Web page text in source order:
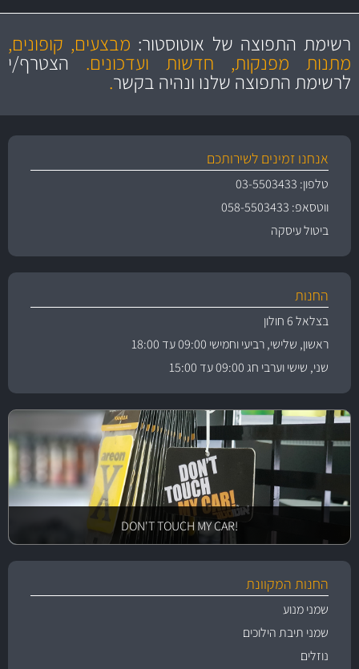
מקצועיות
ושירות מצויין
מחירים
הוגנים
והיצע מוצרים איכותירשימת התפוצה של אוטוסטור: מבצעים, קופונים,
מתנות מפנקות, חדשות ועדכונים.הצטרף/י
לרשימת התפוצה שלנו ונהיה בקשר.
אנחנו זמינים לשירותכם
טלפון: 03-5503433
ווטסאפ: 058-5503433
ביטול עיסקה
החנות
בצלאל 6 חולון
ראשון, שלישי, רביעי וחמישי 09:00 עד 18:00
שני, שישי וערבי חג 09:00 עד 15:00
!DON'T TOUCH MY CAR
החנות המקוונת
שמני מנוע
שמני תיבת הילוכים
נוזלים